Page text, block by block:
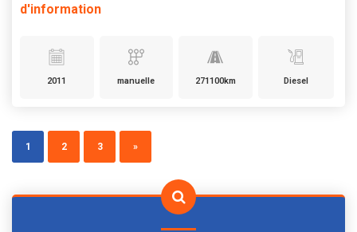
d'information
2011 manuelle 271100km Diesel
1 2 3 »